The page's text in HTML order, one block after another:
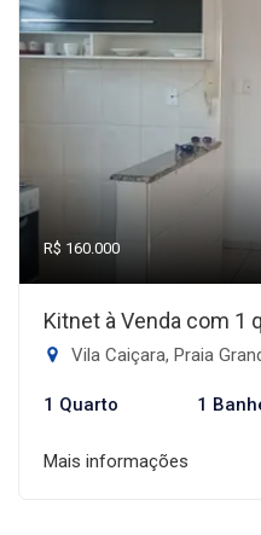
R$ 160.000
Kitnet à Venda com 1
Vila Caiçara, Praia
1 Quarto 1
Mais informações